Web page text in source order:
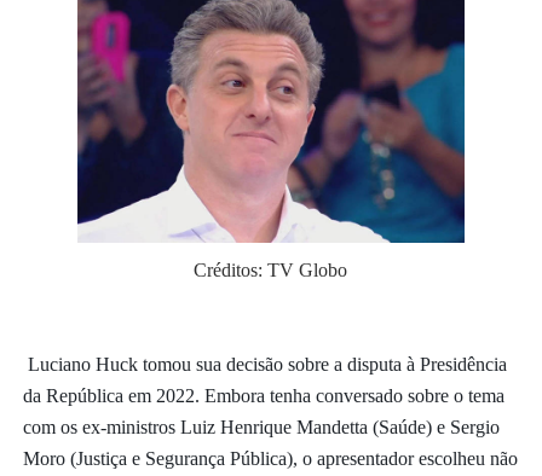
Créditos: TV Globo
Luciano Huck tomou sua decisão sobre a disputa à Presidência
da República em 2022. Embora tenha conversado sobre o tema
com os ex-ministros Luiz Henrique Mandetta (Saúde) e Sergio
Moro (Justiça e Segurança Pública), o apresentador escolheu não